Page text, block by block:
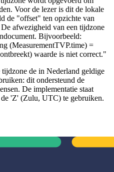
Voor de lezer is dit de lokale
de "offset" ten opzichte van
afwezigheid van een tijdzone
Bijvoorbeeld:
(MeasurementTVP.time) =
waarde is niet correct."
de in Nederland geldige
dit ondersteund de
De implementatie staat
de 'Z' (Zulu, UTC) te gebruiken.